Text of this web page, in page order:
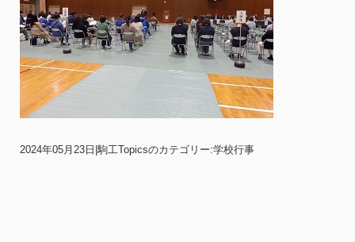
2024年05月23日 駒工Topicsのカテゴリー:学校行事